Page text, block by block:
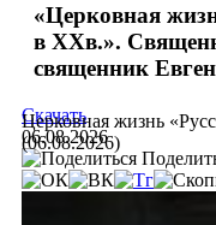
«Церковная
в ХХв.».
священник
Церковная жизнь
(06.08.2026)
Скачать
06.08.2026